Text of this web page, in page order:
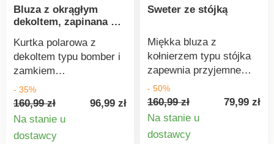
szkodliwych, a produkt
jest bezpieczny ponad
wymogi obowiązujących
norm. Można prać w
pralce.
wysokiego poziomu
certyfikat ten gwarantuje
przemyślane zasady
produkcji i kontrolowane
(certyfikat STeP).
Można prać w pralce.
Bluza z okrągłym
dekoltem, zapinana na
Kurtka polarowa z
dekoltem typu bomber i
zamkiem
błyskawicznym z
łatwością uzupełni
każdą stylizację.
szczotkowany od
- 35%
160,99 zł
96,99 zł
Na stanie u
dostawcy
Sweter ze stójką
Miękka bluza z
kołnierzem typu stójka
zapewnia przyjemne
ciepło. Wykonana z
wysokiej jakości
bawełny. Kołnierz typu
błyskawicznym. Długie
- 50%
160,99 zł
79,99 zł
Na stanie u
dostawcy